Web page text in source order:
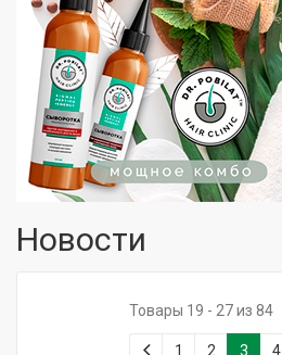
Новости
Товары 19 - 27 из 84
1 2 3 4